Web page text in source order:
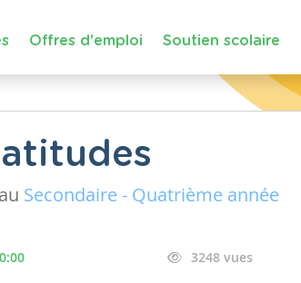
Offres d'emploi Soutien scolaire
Secondaire - Quatrième année
3248 vues